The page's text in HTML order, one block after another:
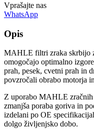
Vprašajte nas
WhatsApp
Opis
MAHLE filtri zraka skrbijo
omogočajo optimalno
prah, pesek, cvetni prah in
povzročali obrabo motorja
Z uporabo MAHLE
zmanjša poraba goriva in
izdelani po OE
dolgo življenjsko dobo.